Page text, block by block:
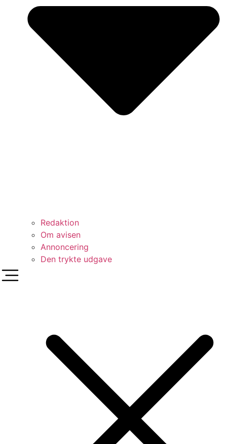
Redaktion
Om avisen
Annoncering
Den trykte udgave